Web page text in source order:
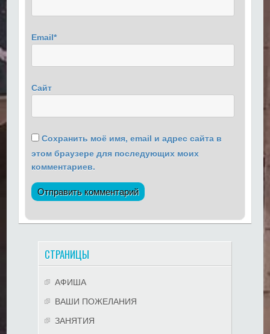
Email*
Сайт
Сохранить моё имя, email и адрес сайта в
этом браузере для последующих моих
комментариев.
СТРАНИЦЫ
АФИША
ВАШИ ПОЖЕЛАНИЯ
ЗАНЯТИЯ